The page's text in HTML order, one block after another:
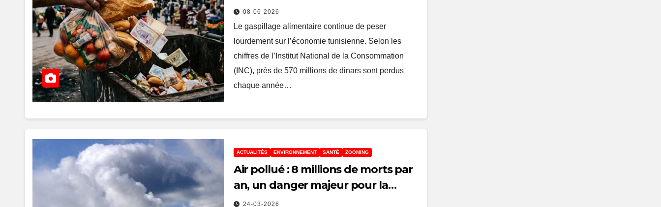
chaque année
08-06-2026
Le gaspillage alimentaire continue de peser
lourdement sur l’économie tunisienne. Selon les
chiffres de l’Institut National de la Consommation
(INC), près de 570 millions de dinars sont perdus
chaque année…
ACTUALITÉS ENVIRONNEMENT SANTÉ ZOOMING
Air pollué : 8 millions de morts par
an, un danger majeur pour la
Tunisie et le monde
24-03-2026